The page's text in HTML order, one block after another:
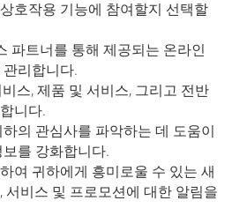
호작용 기능에 참여할지 선택할
파트너를 통해 제공되는 온라인
리합니다.
스, 제품 및 서비스, 그리고 전반
니다.
의 관심사를 파악하는 데 도움이
를 강화합니다.
여 귀하에게 흥미로울 수 있는 새
서비스 및 프로모션에 대한 알림을